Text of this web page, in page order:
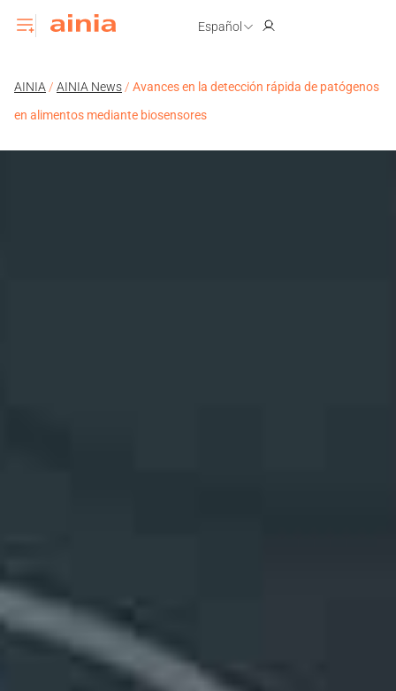
Español
AINIA / AINIA News / Avances en la detección rápida de patógenos
en alimentos mediante biosensores